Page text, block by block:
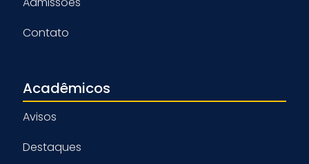
Contato
Acadêmicos
Avisos
Destaques